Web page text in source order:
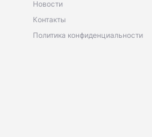
Новости
Контакты
Политика конфиденциальности